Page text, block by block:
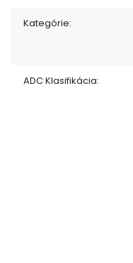
Kategórie:
ADC Klasifikácia: